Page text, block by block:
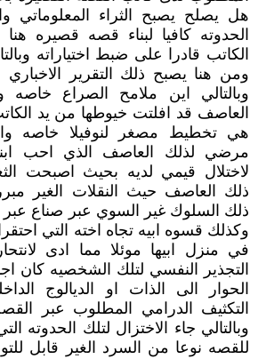
هل يصلح يصبح الثراء المعلوماتي
الحدوته كافيا لبناء قصه قصيره
الكاتب قادرا على ضبط اختياراته
ومن هنا يصبح ذلك التقرير الاخباري
وبالتالي اين ملامح الصراع
العاصف قد افلتت خيوطها من يد
هي تخطيط مصغر لنوفيلا خاصه
مرضي لذلك العاصف الذي احب
لاختلال قيمي لديه بحيث اصبحت
ذلك العاصف حيث النقلات الغير
ذلك السلوك غير السوي عبر صناع عبر
وكذلك قسوه ابيه تجاه اخته التي
في منزل ابيها موئلا مما ادى
التجذير النفسي لتلك الشخصيه كان
الحوار الى الذات او الديالوج
التكثيف الدرامي المطلوب عبر
وبالتالي جاء الاختزال لتلك الحدوته
للقصه نوعا من السرد الغير قابل